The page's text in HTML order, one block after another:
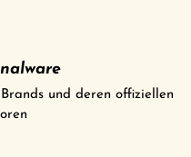
und deren offiziellen